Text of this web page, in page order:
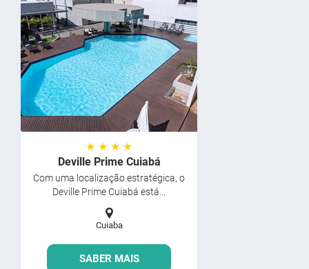
★ ★ ★ ★
Deville Prime Cuiabá
Com uma localização estratégica, o
Deville Prime Cuiabá está...
Cuiaba
SABER MAIS